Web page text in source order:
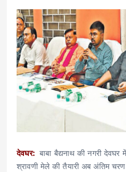
देवघर: बाबा बैद्यनाथ की नगरी
श्रावणी मेले की तैयारी अब अंतिम